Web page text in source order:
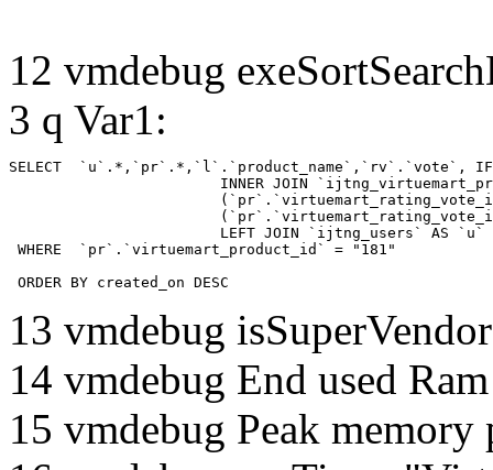
12 vmdebug
3 q Var1:
SELECT  `u`.*,`pr`.*,`l`.`product_name`,`rv`.`vote`,
WHERE  `pr`.`virtuemart_product_id` = "181"
ORDER BY created_on DESC
13 vmdebug
14 vmdebug End used
15 vmdebug Peak memory